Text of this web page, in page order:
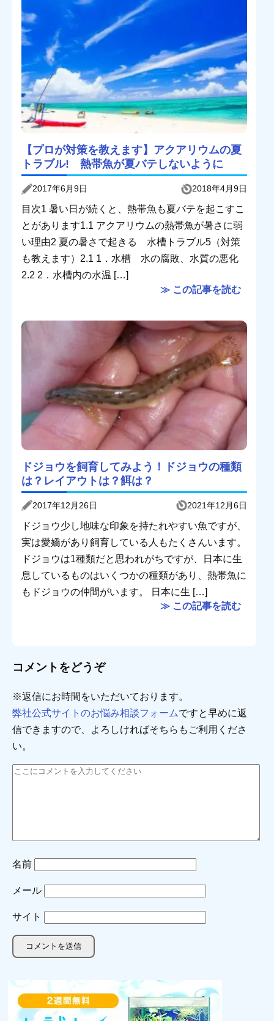
【プロが対策を教えます】アクアリウムの夏
トラブル! 熱帯魚が夏バテしないように
2017年6月9日 2018年4月9日
目次1 暑い日が続くと、熱帯魚も夏バテを起こすこ
とがあります1.1 アクアリウムの熱帯魚が暑さに弱
い理由2 夏の暑さで起きる 水槽トラブル5（対策
も教えます）2.1 1．水槽 水の腐敗、水質の悪化
2.2 2．水槽内の水温 […]
≫ この記事を読む
ドジョウを飼育してみよう！ドジョウの種類
は？レイアウトは？餌は？
2017年12月26日 2021年12月6日
ドジョウ少し地味な印象を持たれやすい魚ですが、
実は愛嬌があり飼育している人もたくさんいます。
ドジョウは1種類だと思われがちですが、日本に生
息しているものはいくつかの種類があり、熱帯魚に
もドジョウの仲間がいます。 日本に生 […]
≫ この記事を読む
コメントをどうぞ
※返信にお時間をいただいております。
弊社公式サイトのお悩み相談フォームですと早めに返
信できますので、よろしければそちらもご利用くださ
い。
名前
メール
サイト